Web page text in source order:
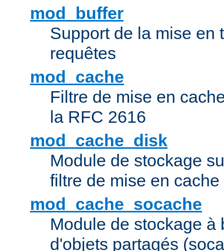
mod_buffer
Support de la mise en
requêtes
mod_cache
Filtre de mise en
la RFC 2616
mod_cache_disk
Module de stockage
filtre de mise en cache
mod_cache_socache
Module de stockage à
d'objets partagés